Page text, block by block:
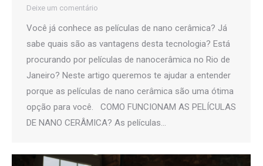
Deixe um comentário
Você já conhece as películas de nano cerâmica? Já
sabe quais são as vantagens desta tecnologia? Está
procurando por películas de nanocerâmica no Rio de
Janeiro? Neste artigo queremos te ajudar a entender
porque as películas de nano cerâmica são uma ótima
opção para você. COMO FUNCIONAM AS PELÍCULAS
DE NANO CERÂMICA? As películas…